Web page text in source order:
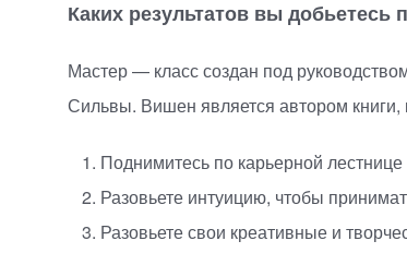
Каких результатов вы добьетесь
Мастер — класс создан под
Сильвы. Вишен является автором книги,
Поднимитесь по карьерной
Разовьете интуицию, чтобы
Разовьете свои креативные и